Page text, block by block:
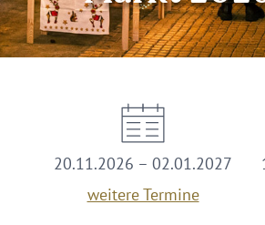
20.11.2026 – 02.01.2027
weitere Termine